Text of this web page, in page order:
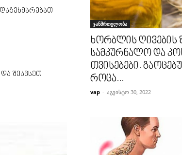
შეავსეთ
ჯანმრთელობა
ხორბლის ღივების
სამკურნალო და
თვისებები.
როცა...
vap - აგვისტო 30, 2022